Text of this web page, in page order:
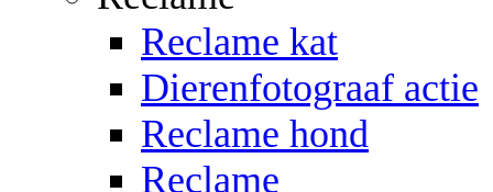
Reclame kat
Dierenfotograaf actie
Reclame hond
Reclame